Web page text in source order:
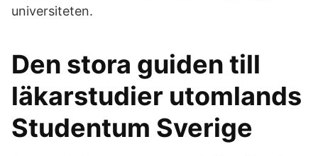
universiteten.
Den stora guiden till
läkarstudier utomlands
Studentum Sverige